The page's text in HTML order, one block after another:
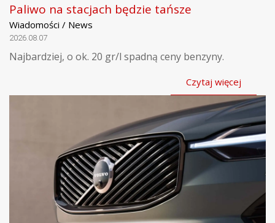
Paliwo na stacjach będzie tańsze
Wiadomości / News
2026.08.07
Najbardziej, o ok. 20 gr/l spadną ceny benzyny.
Czytaj więcej